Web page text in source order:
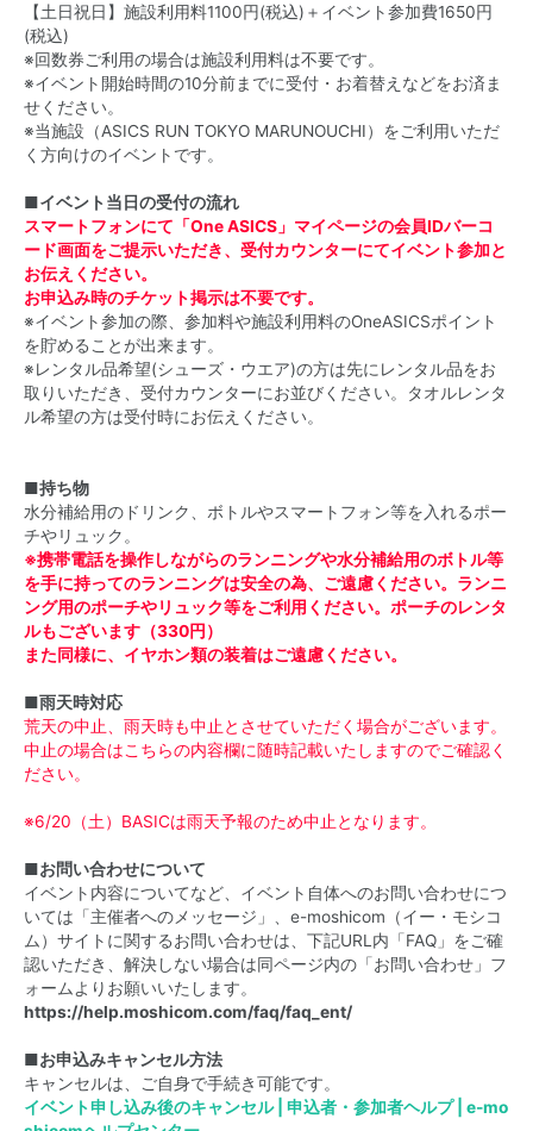
【土日祝日】施設利用料1100円(税込)＋イベント参加費1650円
(税込)
※回数券ご利用の場合は施設利用料は不要です。
※イベント開始時間の10分前までに受付・お着替えなどをお済ま
せください。
※当施設（ASICS RUN TOKYO MARUNOUCHI）をご利用いただ
く方向けのイベントです。
■イベント当日の受付の流れ
スマートフォンにて「One ASICS」マイページの会員IDバーコ
ード画面をご提示いただき、受付カウンターにてイベント参加と
お伝えください。
お申込み時のチケット掲示は不要です。
※イベント参加の際、参加料や施設利用料のOneASICSポイント
を貯めることが出来ます。
※レンタル品希望(シューズ・ウエア)の方は先にレンタル品をお
取りいただき、受付カウンターにお並びください。タオルレンタ
ル希望の方は受付時にお伝えください。
■持ち物
水分補給用のドリンク、ボトルやスマートフォン等を入れるポー
チやリュック。
※携帯電話を操作しながらのランニングや水分補給用のボトル等
を手に持ってのランニングは安全の為、ご遠慮ください。ランニ
ング用のポーチやリュック等をご利用ください。ポーチのレンタ
ルもございます（330円）
また同様に、イヤホン類の装着はご遠慮ください。
■雨天時対応
荒天の中止、雨天時も中止とさせていただく場合がございます。
中止の場合はこちらの内容欄に随時記載いたしますのでご確認く
ださい。
※6/20（土）BASICは雨天予報のため中止となります。
■お問い合わせについて
イベント内容についてなど、イベント自体へのお問い合わせにつ
いては「主催者へのメッセージ」、e-moshicom（イー・モシコ
ム）サイトに関するお問い合わせは、下記URL内「FAQ」をご確
認いただき、解決しない場合は同ページ内の「お問い合わせ」フ
ォームよりお願いいたします。
https://help.moshicom.com/faq/faq_ent/
■お申込みキャンセル方法
キャンセルは、ご自身で手続き可能です。
イベント申し込み後のキャンセル | 申込者・参加者ヘルプ | e-mo